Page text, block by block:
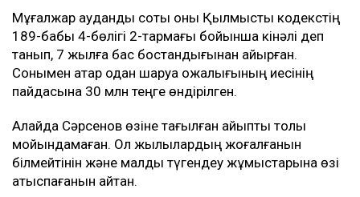
Мұғалжар аудандық соты оны Қылмыстық кодекстің
189-бабы 4-бөлігі 2-тармағы бойынша кінәлі деп
танып, 7 жылға бас бостандығынан айырған.
Сонымен қатар одан шаруа қожалығының иесінің
пайдасына 30 млн теңге өндірілген.
Алайда Сәрсенов өзіне тағылған айыпты толық
мойындамаған. Ол жылқылардың жоғалғанын
білмейтінін және малды түгендеу жұмыстарына өзі
қатыспағанын айтқан.